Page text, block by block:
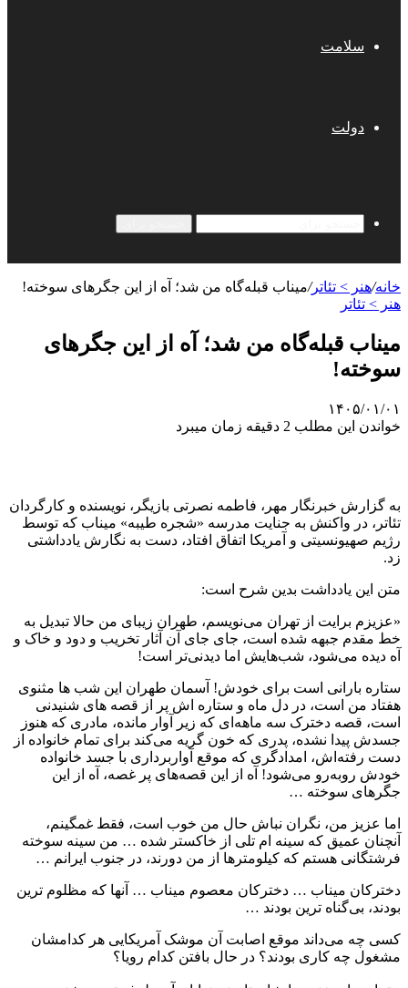
سلامت
دولت
خانه/هنر > تئاتر/میناب قبله‌گاه من شد؛ آه از این جگرهای سوخته!
هنر > تئاتر
میناب قبله‌گاه من شد؛ آه از این جگرهای
سوخته!
۱۴۰۵/۰۱/۰۱
خواندن این مطلب 2 دقیقه زمان میبرد
به گزارش خبرنگار مهر، فاطمه نصرتی بازیگر، نویسنده و کارگردان
تئاتر، در واکنش به جنایت مدرسه «شجره طیبه» میناب که توسط
رژیم صهیونسیتی و آمریکا اتفاق افتاد، دست به نگارش یادداشتی
زد.
متن این یادداشت بدین شرح است:
«عزیزم برایت از تهران می‌نویسم، طهران زیبای من حالا تبدیل به
خط مقدم جبهه شده است، جای جای آن آثار تخریب و دود و خاک و
آه دیده می‌شود، شب‌هایش اما دیدنی‌تر است!
ستاره بارانی است برای خودش! آسمان طهران این شب ها مثنوی
هفتاد من است، در دل ماه و ستاره اش پر از قصه های شنیدنی
است، قصه دخترک سه ماهه‌ای که زیر آوار مانده، مادری که هنوز
جسدش پیدا نشده، پدری که خون گریه می‌کند برای تمام خانواده از
دست رفته‌اش، امدادگری که موقع آواربرداری با جسد خانواده
خودش روبه‌رو می‌شود! آه از این قصه‌های پر غصه، آه از این
جگرهای سوخته …
اما عزیز من، نگران نباش حال من خوب است، فقط غمگینم،
آنچنان عمیق که سینه ام تلی از خاکستر شده … من سینه سوخته
فرشتگانی هستم که کیلومترها از من دورند، در جنوب ایرانم …
دخترکان میناب … دخترکان معصوم میناب … آنها که مظلوم ترین
بودند، بی‌گناه ترین بودند …
کسی چه می‌داند موقع اصابت آن موشک آمریکایی هر کدامشان
مشغول چه کاری بودند؟ در حال بافتن کدام رویا؟